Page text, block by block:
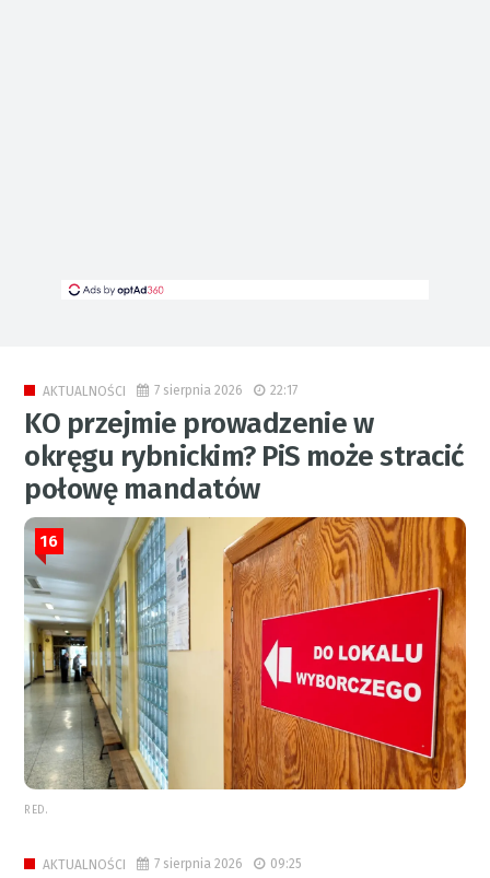
AKTUALNOŚCI 7 sierpnia 2026 22:17
KO przejmie prowadzenie w
okręgu rybnickim? PiS może stracić
połowę mandatów
16
RED.
AKTUALNOŚCI 7 sierpnia 2026 09:25